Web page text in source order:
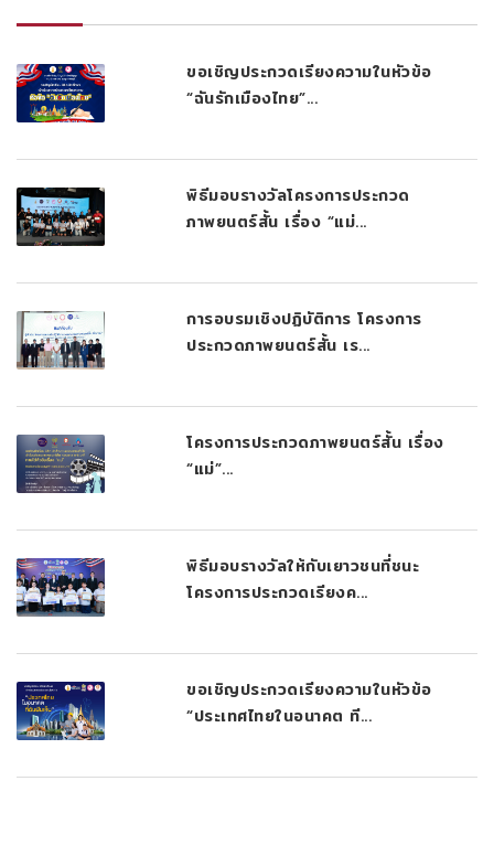
ขอเชิญประกวดเรียงความในหัวข้อ
“ฉันรักเมืองไทย”...
พิธีมอบรางวัลโครงการประกวด
ภาพยนตร์สั้น เรื่อง “แม่...
การอบรมเชิงปฏิบัติการ โครงการ
ประกวดภาพยนตร์สั้น เร...
โครงการประกวดภาพยนตร์สั้น เรื่อง
“แม่”...
พิธีมอบรางวัลให้กับเยาวชนที่ชนะ
โครงการประกวดเรียงค...
ขอเชิญประกวดเรียงความในหัวข้อ
“ประเทศไทยในอนาคต ที...